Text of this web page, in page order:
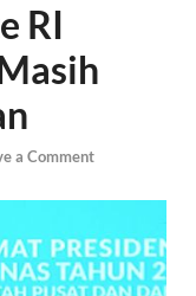
RI
a Comment